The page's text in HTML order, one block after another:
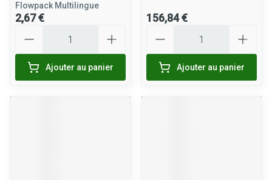
Flowpack Multilingue
2,67 €
Ajouter au panier
156,84 €
Ajouter au panier